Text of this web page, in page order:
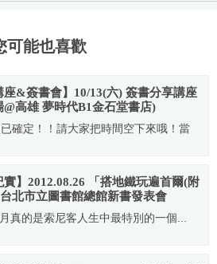
可能也喜歡
座&簽書會】10/13(六) 簽書分享講座
@高雄 夢時代B1金石堂書店)
確定！！請大家把時間空下來哦！當
實】2012.08.26 「搭地鐵玩遍首爾(附
北市立圖書館總館新書發表會
真的是索尼客人生中最特別的一個...